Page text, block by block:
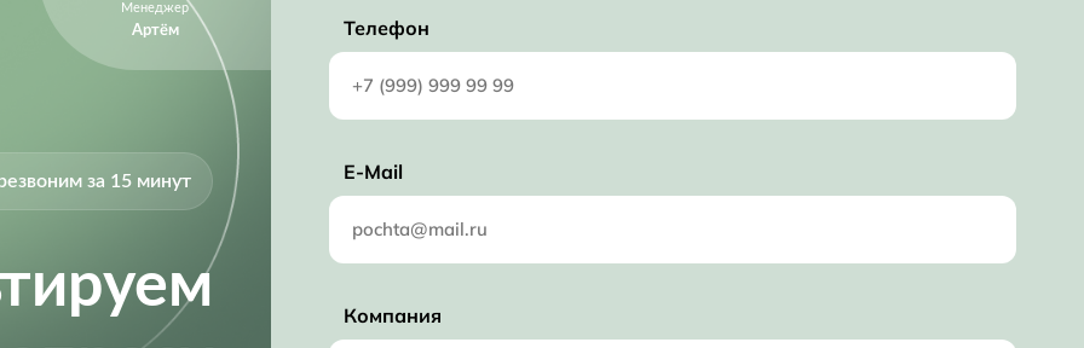
Менеджер
Артём
за 15 минут
Телефон
E-Mail
Компания